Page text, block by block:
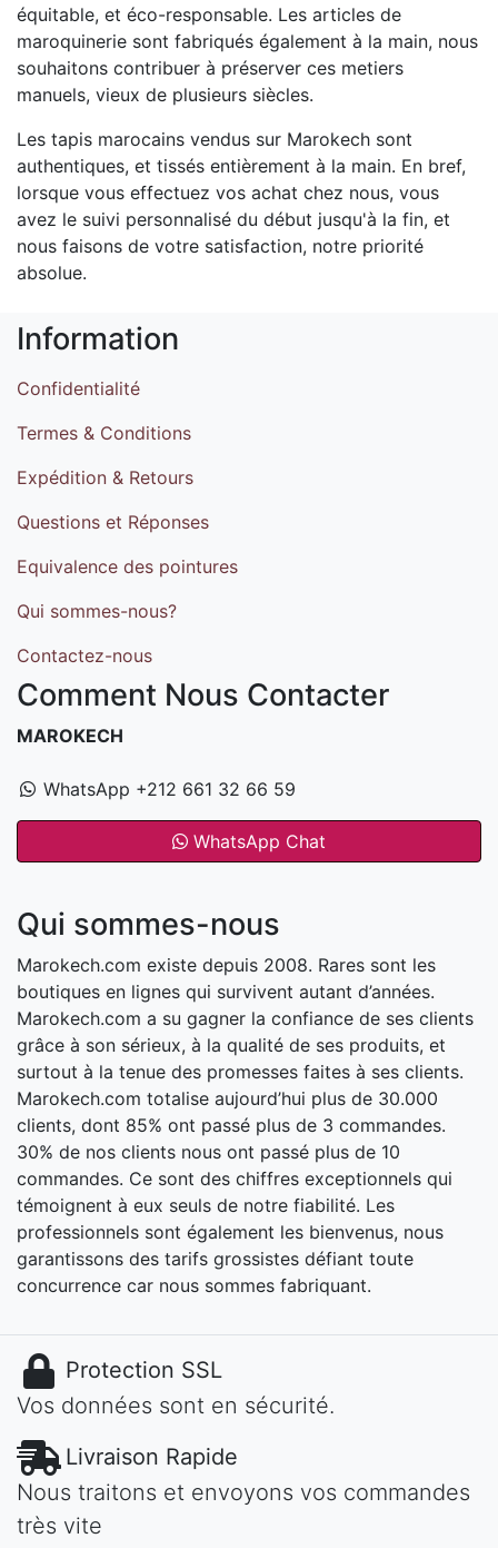
équitable, et éco-responsable. Les articles de
maroquinerie sont fabriqués également à la main, nous
souhaitons contribuer à préserver ces metiers
manuels, vieux de plusieurs siècles.
Les tapis marocains vendus sur Marokech sont
authentiques, et tissés entièrement à la main. En bref,
lorsque vous effectuez vos achat chez nous, vous
avez le suivi personnalisé du début jusqu'à la fin, et
nous faisons de votre satisfaction, notre priorité
absolue.
Information
Confidentialité
Termes & Conditions
Expédition & Retours
Questions et Réponses
Equivalence des pointures
Qui sommes-nous?
Contactez-nous
Comment Nous Contacter
MAROKECH
WhatsApp +212 661 32 66 59
WhatsApp Chat
Qui sommes-nous
Marokech.com existe depuis 2008. Rares sont les
boutiques en lignes qui survivent autant d’années.
Marokech.com a su gagner la confiance de ses clients
grâce à son sérieux, à la qualité de ses produits, et
surtout à la tenue des promesses faites à ses clients.
Marokech.com totalise aujourd’hui plus de 30.000
clients, dont 85% ont passé plus de 3 commandes.
30% de nos clients nous ont passé plus de 10
commandes. Ce sont des chiffres exceptionnels qui
témoignent à eux seuls de notre fiabilité. Les
professionnels sont également les bienvenus, nous
garantissons des tarifs grossistes défiant toute
concurrence car nous sommes fabriquant.
Protection SSL
Vos données sont en sécurité.
Livraison Rapide
Nous traitons et envoyons vos commandes
très vite